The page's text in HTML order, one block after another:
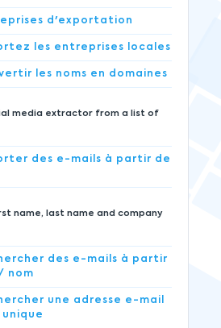
d'exportation
les entreprises locales
les noms en domaines
media extractor from a list of
des e-mails à partir de
name, last name and company
des e-mails à partir
nom
une adresse e-mail